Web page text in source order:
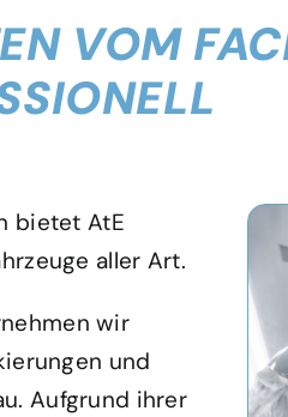
VOM
bietet AtE
aller Art.
wir
und
Aufgrund ihrer